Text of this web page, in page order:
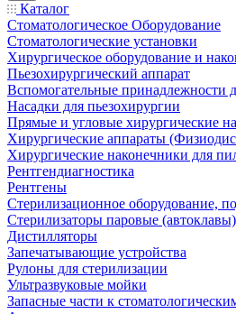
Каталог
Стоматологическое Оборудование
Стоматологические установки
Хирургическое оборудование и
Пьезохирургический аппарат
Вспомогательные принадлежности
Насадки для пьезохирургии
Прямые и угловые хирургические
Хирургические аппараты
Хирургические наконечники для
Рентгендиагностика
Рентгены
Стерилизационное оборудование,
Стерилизаторы паровые (автоклавы)
Дистилляторы
Запечатывающие устройства
Рулоны для стерилизации
Ультразвуковые мойки
Запасные части к